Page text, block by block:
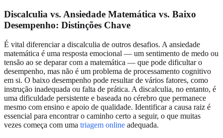
Discalculia vs. Ansiedade Matemática vs. Baixo
Desempenho: Distinções Chave
É vital diferenciar a discalculia de outros desafios. A ansiedade
matemática é uma resposta emocional — um sentimento de medo ou
tensão ao se deparar com a matemática — que pode dificultar o
desempenho, mas não é um problema de processamento cognitivo
em si. O baixo desempenho pode resultar de vários fatores, como
instrução inadequada ou falta de prática. A discalculia, no entanto, é
uma dificuldade persistente e baseada no cérebro que permanece
mesmo com ensino e apoio de qualidade. Identificar a causa raiz é
essencial para encontrar o caminho certo a seguir, o que muitas
vezes começa com uma triagem online adequada.